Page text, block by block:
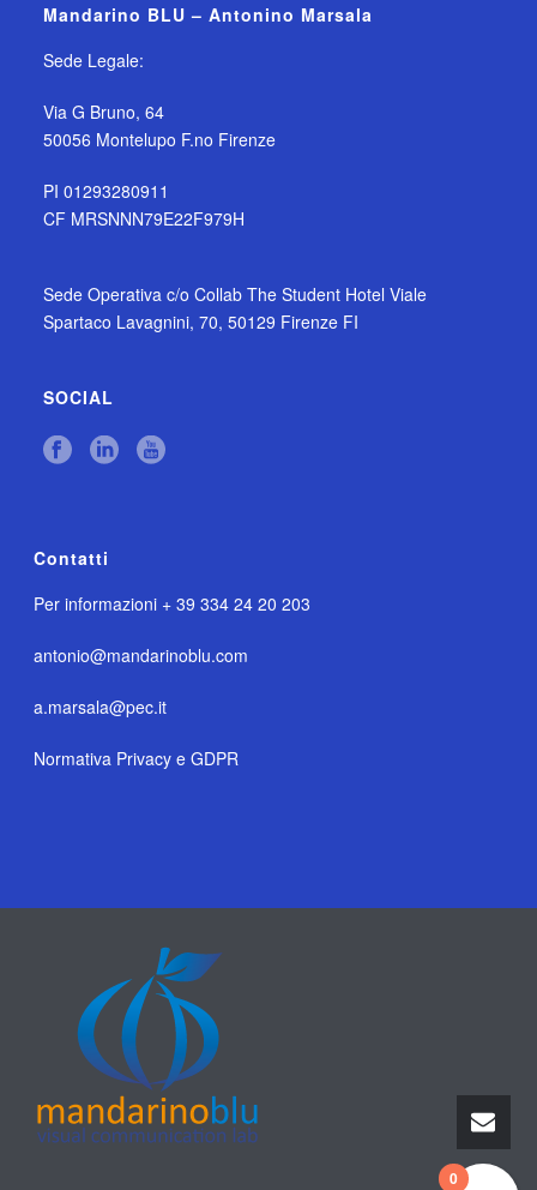
Mandarino BLU – Antonino Marsala
Sede Legale:
Via G Bruno, 64
50056 Montelupo F.no Firenze
PI 01293280911
CF MRSNNN79E22F979H
Sede Operativa c/o Collab The Student Hotel Viale
Spartaco Lavagnini, 70, 50129 Firenze FI
SOCIAL
Contatti
Per informazioni + 39 334 24 20 203
antonio@mandarinoblu.com
a.marsala@pec.it
Normativa Privacy e GDPR
0